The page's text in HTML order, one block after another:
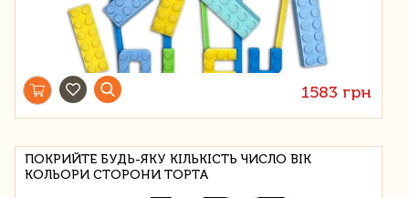
1583 грн
ПОКРИЙТЕ БУДЬ-ЯКУ КІЛЬКІСТЬ ЧИСЛО ВІК
КОЛЬОРИ СТОРОНИ ТОРТА